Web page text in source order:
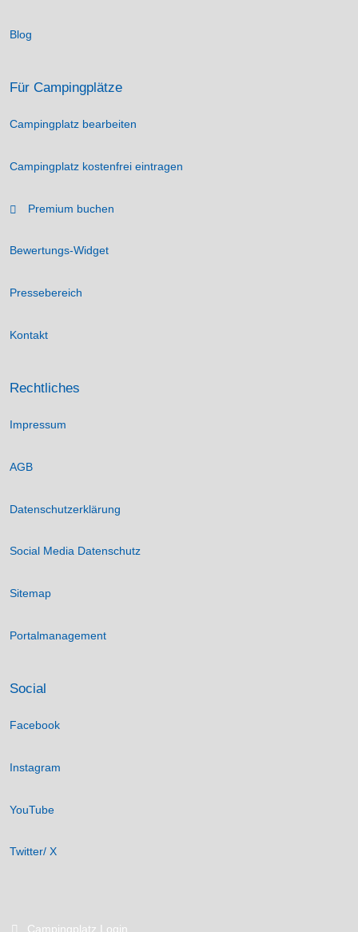
Blog
Für Campingplätze
Campingplatz bearbeiten
Campingplatz kostenfrei eintragen
Premium buchen
Bewertungs-Widget
Pressebereich
Kontakt
Rechtliches
Impressum
AGB
Datenschutzerklärung
Social Media Datenschutz
Sitemap
Portalmanagement
Social
Facebook
Instagram
YouTube
Twitter/ X
Campingplatz Login